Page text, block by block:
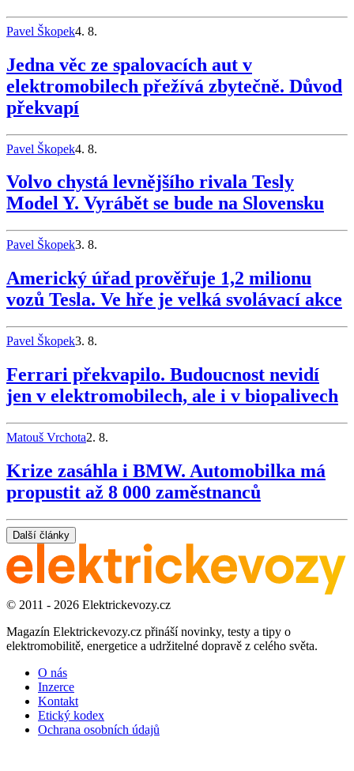
Pavel Škopek4. 8.
Jedna věc ze spalovacích aut v
elektromobilech přežívá zbytečně. Důvod
překvapí
Pavel Škopek4. 8.
Volvo chystá levnějšího rivala Tesly
Model Y. Vyrábět se bude na Slovensku
Pavel Škopek3. 8.
Americký úřad prověřuje 1,2 milionu
vozů Tesla. Ve hře je velká svolávací akce
Pavel Škopek3. 8.
Ferrari překvapilo. Budoucnost nevidí
jen v elektromobilech, ale i v biopalivech
Matouš Vrchota2. 8.
Krize zasáhla i BMW. Automobilka má
propustit až 8 000 zaměstnanců
Další články
© 2011 - 2026 Elektrickevozy.cz
Magazín Elektrickevozy.cz přináší novinky, testy a tipy o
elektromobilitě, energetice a udržitelné dopravě z celého světa.
O nás
Inzerce
Kontakt
Etický kodex
Ochrana osobních údajů